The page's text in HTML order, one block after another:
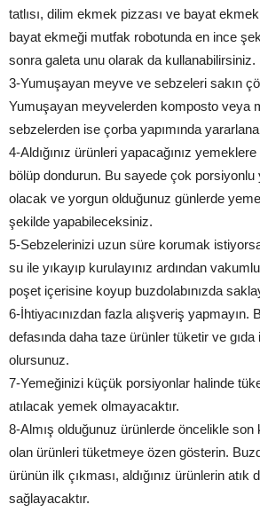
tatlısı, dilim ekmek pizzası ve bayat
bayat ekmeği mutfak robotunda en ince
sonra galeta unu olarak da kullanabilirsiniz.
3-Yumuşayan meyve ve sebzeleri sakın
Yumuşayan meyvelerden komposto veya
sebzelerden ise çorba yapımında
4-Aldığınız ürünleri yapacağınız
bölüp dondurun. Bu sayede çok porsiyonlu
olacak ve yorgun olduğunuz günlerde
şekilde yapabileceksiniz.
5-Sebzelerinizi uzun süre korumak
su ile yıkayıp kurulayınız ardından
poşet içerisine koyup buzdolabınızda
6-İhtiyacınızdan fazla alışveriş yapmayın.
defasında daha taze ürünler tüketir ve gıda
olursunuz.
7-Yemeğinizi küçük porsiyonlar halinde
atılacak yemek olmayacaktır.
8-Almış olduğunuz ürünlerde öncelikle son
olan ürünleri tüketmeye özen gösterin.
ürünün ilk çıkması, aldığınız ürünlerin
sağlayacaktır.